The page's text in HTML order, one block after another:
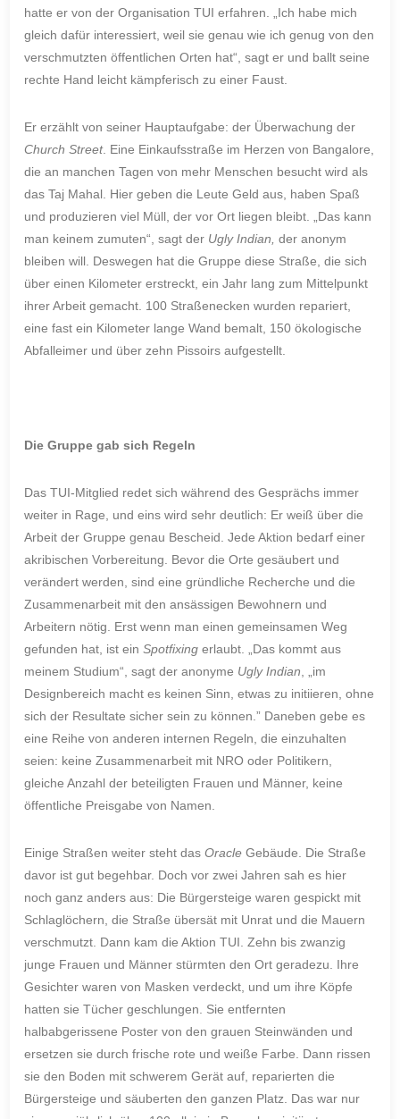
hatte er von der Organisation TUI erfahren. „Ich habe mich
gleich dafür interessiert, weil sie genau wie ich genug von den
verschmutzten öffentlichen Orten hat“, sagt er und ballt seine
rechte Hand leicht kämpferisch zu einer Faust.
Er erzählt von seiner Hauptaufgabe: der Überwachung der
Church Street. Eine Einkaufsstraße im Herzen von Bangalore,
die an manchen Tagen von mehr Menschen besucht wird als
das Taj Mahal. Hier geben die Leute Geld aus, haben Spaß
und produzieren viel Müll, der vor Ort liegen bleibt. „Das kann
man keinem zumuten“, sagt der Ugly Indian,der anonym
bleiben will. Deswegen hat die Gruppe diese Straße, die sich
über einen Kilometer erstreckt, ein Jahr lang zum Mittelpunkt
ihrer Arbeit gemacht. 100 Straßenecken wurden repariert,
eine fast ein Kilometer lange Wand bemalt, 150 ökologische
Abfalleimer und über zehn Pissoirs aufgestellt.
Die Gruppe gab sich Regeln
Das TUI-Mitglied redet sich während des Gesprächs immer
weiter in Rage, und eins wird sehr deutlich: Er weiß über die
Arbeit der Gruppe genau Bescheid. Jede Aktion bedarf einer
akribischen Vorbereitung. Bevor die Orte gesäubert und
verändert werden, sind eine gründliche Recherche und die
Zusammenarbeit mit den ansässigen Bewohnern und
Arbeitern nötig. Erst wenn man einen gemeinsamen Weg
gefunden hat, ist einSpotfixingerlaubt. „Das kommt aus
meinem Studium“, sagt der anonyme Ugly Indian, „im
Designbereich macht es keinen Sinn, etwas zu initiieren, ohne
sich der Resultate sicher sein zu können.” Daneben gebe es
eine Reihe von anderen internen Regeln, die einzuhalten
seien: keine Zusammenarbeit mit NRO oder Politikern,
gleiche Anzahl der beteiligten Frauen und Männer, keine
öffentliche Preisgabe von Namen.
Einige Straßen weiter steht dasOracle Gebäude. Die Straße
davor ist gut begehbar. Doch vor zwei Jahren sah es hier
noch ganz anders aus: Die Bürgersteige waren gespickt mit
Schlaglöchern, die Straße übersät mit Unrat und die Mauern
verschmutzt. Dann kam die Aktion TUI. Zehn bis zwanzig
junge Frauen und Männer stürmten den Ort geradezu. Ihre
Gesichter waren von Masken verdeckt, und um ihre Köpfe
hatten sie Tücher geschlungen. Sie entfernten
halbabgerissene Poster von den grauen Steinwänden und
ersetzen sie durch frische rote und weiße Farbe. Dann rissen
sie den Boden mit schwerem Gerät auf, reparierten die
Bürgersteige und säuberten den ganzen Platz. Das war nur